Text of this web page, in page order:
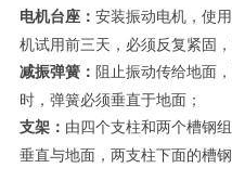
电机台座： 安装振动电机，使
机试用前三天，必须反复紧固
减振弹簧： 阻止振动传给地面
时，弹簧必须垂直于地面；
支架： 由四个支柱和两个槽钢
垂直与地面，两支柱下面的槽钢